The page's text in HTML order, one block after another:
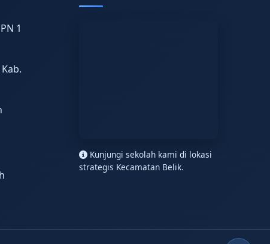
1
Kunjungi sekolah kami di lokasi
strategis Kecamatan Belik.